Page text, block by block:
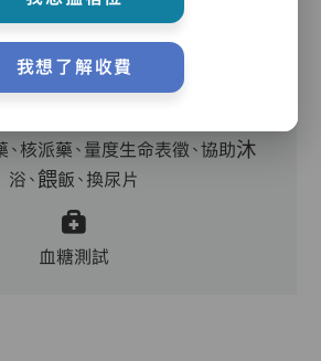
理員,護理員,保健員,護士
、核派藥、量度生命表徵、協助沐
浴、餵飯、換尿片
血糖測試
我想了解收費